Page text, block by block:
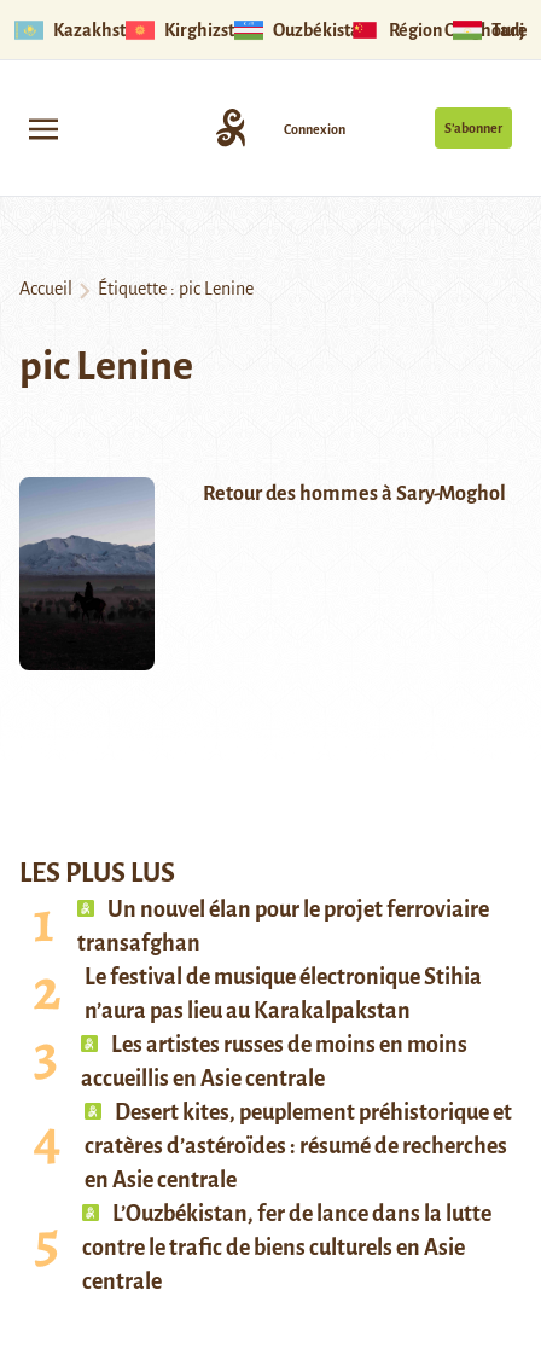
Kazakhstan Kirghizstan Ouzbékistan Région Ouïghoure
S’abonner
Connexion
Accueil Étiquette : pic Lenine
pic Lenine
Retour des hommes à Sary-Moghol
LES PLUS LUS
Un nouvel élan pour le projet ferroviaire
transafghan
Le festival de musique électronique Stihia
n’aura pas lieu au Karakalpakstan
Les artistes russes de moins en moins
accueillis en Asie centrale
Desert kites, peuplement préhistorique et
cratères d’astéroïdes : résumé de recherches
en Asie centrale
L’Ouzbékistan, fer de lance dans la lutte
contre le trafic de biens culturels en Asie
centrale